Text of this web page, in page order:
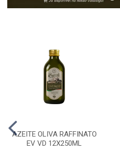
AZEITE OLIVA RAFFINATO
EV VD 12X250ML